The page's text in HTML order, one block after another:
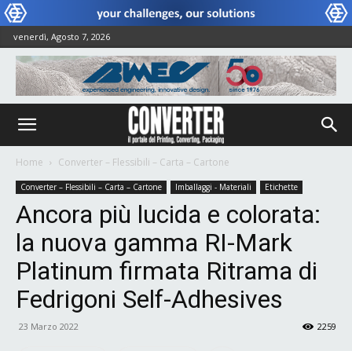
venerdì, Agosto 7, 2026
Home Converter – Flessibili – Carta – Cartone
Converter – Flessibili – Carta – Cartone Imballaggi - Materiali Etichette
Ancora più lucida e colorata:
la nuova gamma RI-Mark
Platinum firmata Ritrama di
Fedrigoni Self-Adhesives
23 Marzo 2022 2259